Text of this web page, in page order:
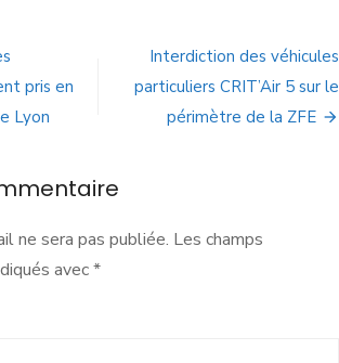
pris en
Lyon
Interdiction des véhicules
particuliers CRIT’Air 5 sur le
périmètre de la ZFE
ne sera pas publiée. Les champs
avec*